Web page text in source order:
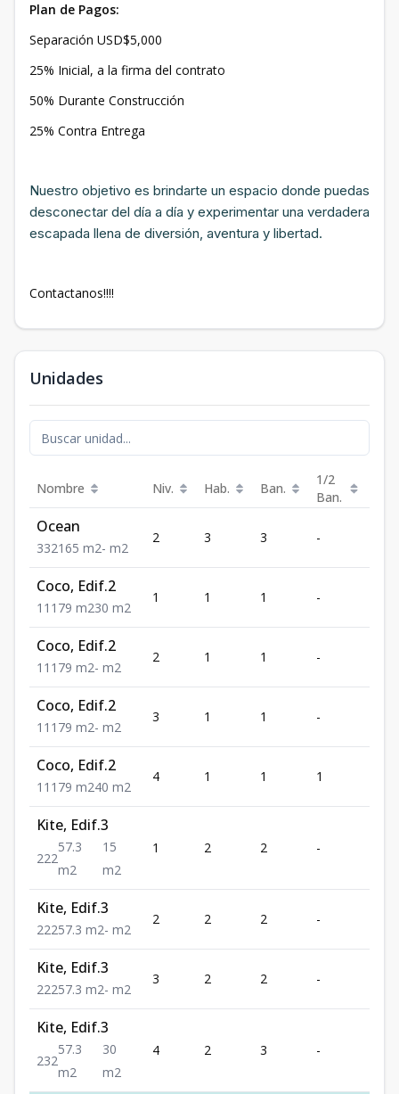
Plan de Pagos:
Separación USD$5,000
25% Inicial, a la firma del contrato
50% Durante Construcción
25% Contra Entrega
Nuestro objetivo es brindarte un espacio donde puedas
desconectar del día a día y experimentar una verdadera
escapada llena de diversión, aventura y libertad.
Contactanos!!!!
Unidades
Nombre Niv. Hab. Ban.
1/2
Ban.
Ocean
332165 m2- m2
2 3 3 -
Coco, Edif.2
1 1 1 79 m230 m2
1 1 1 -
Coco, Edif.2
1 1 1 79 m2- m2
2 1 1 -
Coco, Edif.2
1 1 1 79 m2- m2
3 1 1 -
Coco, Edif.2
1 1 1 79 m240 m2
4 1 1 1
Kite, Edif.3
222
57.3
m2
15
m2
1 2 2 -
Kite, Edif.3
22257.3 m2- m2
2 2 2 -
Kite, Edif.3
22257.3 m2- m2
3 2 2 -
Kite, Edif.3
232
57.3
m2
30
m2
4 2 3 -